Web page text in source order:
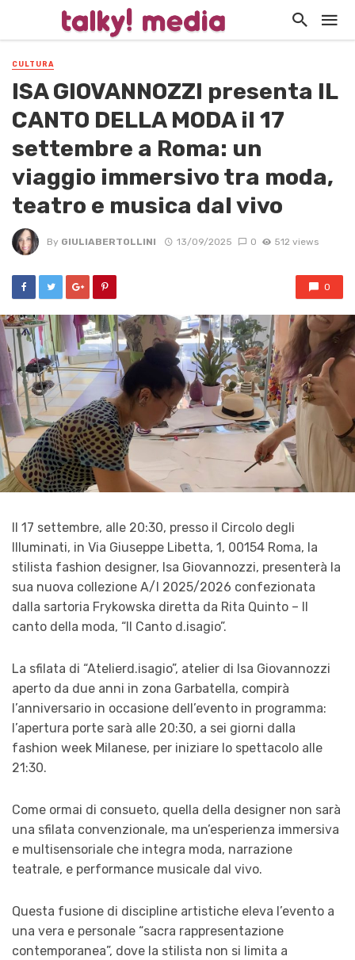
CULTURA
ISA GIOVANNOZZI presenta IL
CANTO DELLA MODA il 17
settembre a Roma: un
viaggio immersivo tra moda,
teatro e musica dal vivo
By GIULIABERTOLLINI 13/09/2025 0 512 views
0
Il 17 settembre, alle 20:30, presso il Circolo degli
Illuminati, in Via Giuseppe Libetta, 1, 00154 Roma, la
stilista fashion designer, Isa Giovannozzi, presenterà la
sua nuova collezione A/I 2025/2026 confezionata
dalla sartoria Frykowska diretta da Rita Quinto – Il
canto della moda, “Il Canto d.isagio”.
La sfilata di “Atelierd.isagio”, atelier di Isa Giovannozzi
aperto da due anni in zona Garbatella, compirà
l’anniversario in occasione dell’evento in programma:
l’apertura porte sarà alle 20:30, a sei giorni dalla
fashion week Milanese, per iniziare lo spettacolo alle
21:30.
Come ormai di consueto, quella della designer non sarà
una sfilata convenzionale, ma un’esperienza immersiva
e multisensoriale che integra moda, narrazione
teatrale, e performance musicale dal vivo.
Questa fusione di discipline artistiche eleva l’evento a
una vera e personale “sacra rappresentazione
contemporanea”, dove la stilista non si limita a